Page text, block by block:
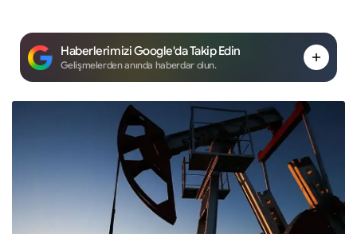
Haberlerimizi Google'da Takip Edin
Gelişmelerden anında haberdar olun.